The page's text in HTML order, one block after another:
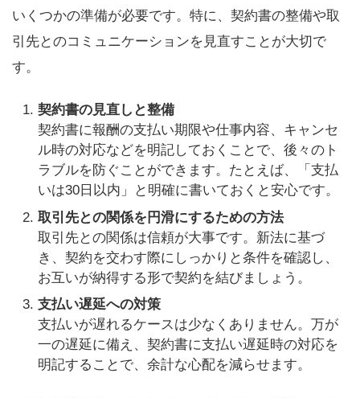
いくつかの準備が必要です。特に、契約書の整備や取
引先とのコミュニケーションを見直すことが大切で
す。
契約書の見直しと整備
契約書に報酬の支払い期限や仕事内容、キャンセ
ル時の対応などを明記しておくことで、後々のト
ラブルを防ぐことができます。たとえば、「支払
いは30日以内」と明確に書いておくと安心です。
取引先との関係を円滑にするための方法
取引先との関係は信頼が大事です。新法に基づ
き、契約を交わす際にしっかりと条件を確認し、
お互いが納得する形で契約を結びましょう。
支払い遅延への対策
支払いが遅れるケースは少なくありません。万が
一の遅延に備え、契約書に支払い遅延時の対応を
明記することで、余計な心配を減らせます。